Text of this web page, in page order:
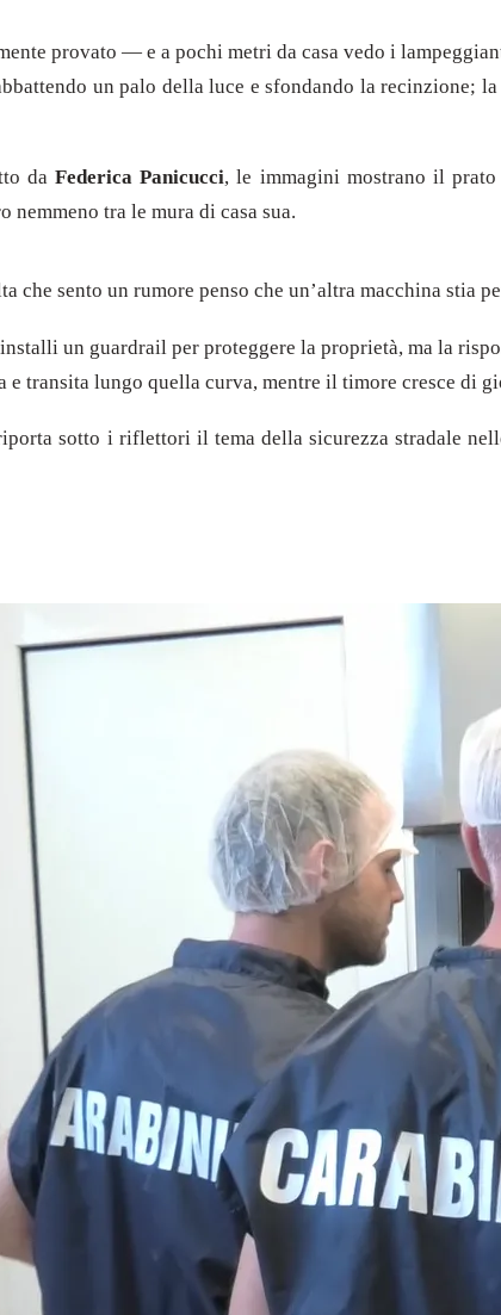
provato — e a pochi metri da casa vedo i
un palo della luce e sfondando la recinzione;
daFederica Panicucci, le immagini mostrano il prato
nemmeno tra le mura di casa sua.
sento un rumore penso che un’altra macchina stia
installi un guardrail per proteggere la proprietà, ma la
transita lungo quella curva, mentre il timore cresce di
sotto i riflettori il tema della sicurezza stradale